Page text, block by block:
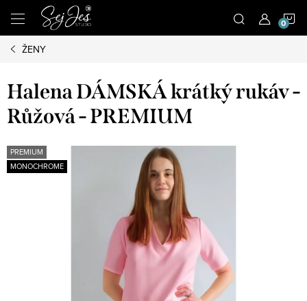
obsah
ŽENY
Halena DÁMSKÁ krátký rukáv -
Růžová - PREMIUM
PREMIUM
MONOCHROME